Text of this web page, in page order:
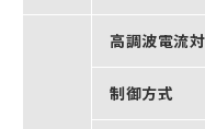
高調波電流
制御方式